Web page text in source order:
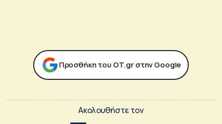
Προσθήκη του ΟΤ.gr στην Google
Ακολουθήστε τον